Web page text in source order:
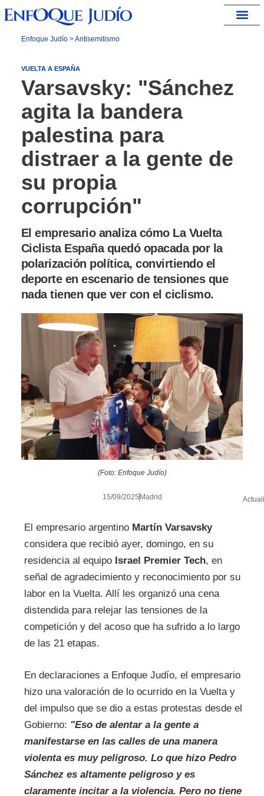
Enfoque Judío>Antisemitismo
VUELTA A ESPAÑA
Varsavsky: "Sánchez
agita la bandera
palestina para
distraer a la gente de
su propia
corrupción"
El empresario analiza cómo La Vuelta
Ciclista España quedó opacada por la
polarización política, convirtiendo el
deporte en escenario de tensiones que
nada tienen que ver con el ciclismo.
(Foto: Enfoque Judío)
15/09/2025 Madrid
El empresario argentino Martín Varsavsky
considera que recibió ayer, domingo, en su
residencia al equipoIsrael Premier Tech, en
señal de agradecimiento y reconocimiento por su
labor en la Vuelta. Allí les organizó una cena
distendida para relejar las tensiones de la
competición y del acoso que ha sufrido a lo largo
de las 21 etapas.
En declaraciones a Enfoque Judío, el empresario
hizo una valoración de lo ocurrido en la Vuelta y
del impulso que se dio a estas protestas desde el
Gobierno: "Eso de alentar a la gente a
manifestarse en las calles de una manera
violenta es muy peligroso. Lo que hizo Pedro
Sánchez es altamente peligroso y es
claramente incitar a la violencia. Pero no tiene